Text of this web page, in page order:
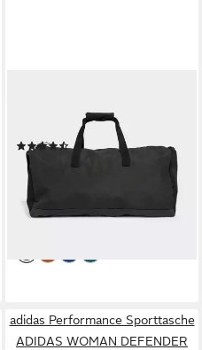
DUFFELBAG M (1-tlg)
(15)
34,99 €
-22%
adidas Performance Sporttasche
ADIDAS WOMAN DEFENDER